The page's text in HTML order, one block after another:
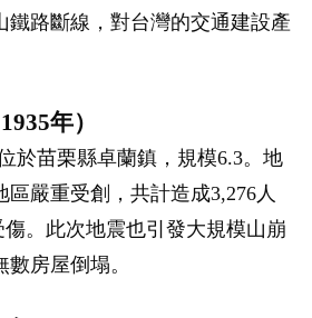
鐵路斷線，對台灣的交通建設產
年）
於苗栗縣卓蘭鎮，規模6.3。地
嚴重受創，共計造成3,276人
傷。此次地震也引發大規模山崩
房屋倒塌。